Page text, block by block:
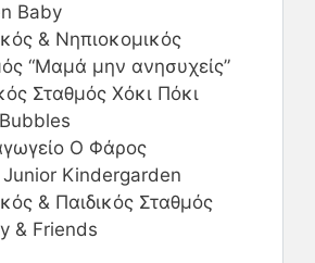
Baby
& Νηπιοκομικός
“Μαμά μην ανησυχείς”
Σταθμός Χόκι Πόκι
Ο Φάρος
Junior Kindergarden
& Παιδικός Σταθμός
& Friends